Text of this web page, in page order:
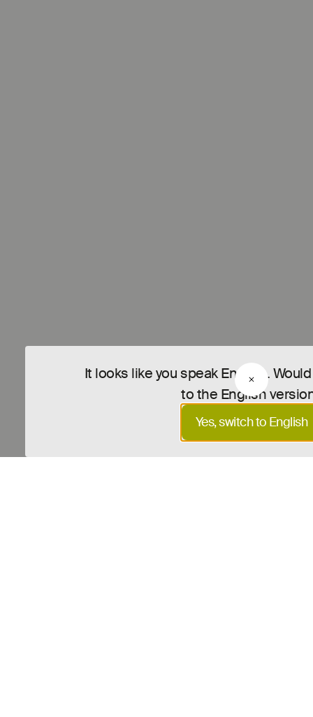
It looks like you speak English.
to the English
Yes, switch to English